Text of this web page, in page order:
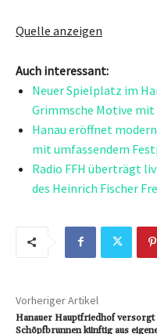
Quelle anzeigen
Auch interessant:
Neuer Spielplatz im
Grimmsche Motive
Hanau eröffnet
mit umfassendem
Radio FFH überträgt
des Heinrich Fischer
Vorheriger Artikel
Hanauer Hauptfriedhof versorgt
Schöpfbrunnen künftig aus